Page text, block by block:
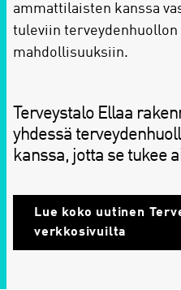
ammattilaisten kanssa
tuleviin terveydenhuollon
mahdollisuuksiin.
Terveystalo Ellaa
yhdessä
kanssa, jotta se tukee
Lue koko uutinen
verkkosivuilta